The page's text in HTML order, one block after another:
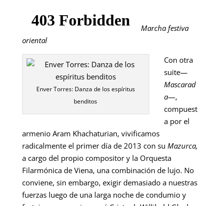
Marcha festiva
oriental
Enver Torres: Danza de los espíritus
benditos
Con otra
suite—
Mascarad
a—,
compuest
a por el
armenio Aram Khachaturian, vivificamos
radicalmente el primer día de 2013 con su Mazurca,
a cargo del propio compositor y la Orquesta
Filarmónica de Viena, una combinación de lujo. No
conviene, sin embargo, exigir demasiado a nuestras
fuerzas luego de una larga noche de condumio y